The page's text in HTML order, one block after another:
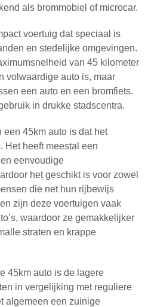
als brommobiel of microcar.
voertuig dat speciaal is
en stedelijke omgevingen.
van 45 kilometer
volwaardige auto is, maar
een auto en een bromfiets.
in drukke stadscentra.
een 45km auto is dat het
Het heeft meestal een
eenvoudige
het geschikt is voor zowel
die net hun rijbewijs
zijn deze voertuigen vaak
waardoor ze gemakkelijker
straten en krappe
45km auto is de lagere
in vergelijking met reguliere
algemeen een zuinige